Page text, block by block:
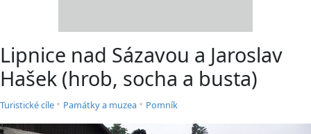
Lipnice nad Sázavou a Jaroslav
Hašek (hrob, socha a busta)
Turistické cíle • Památky a muzea • Pomník